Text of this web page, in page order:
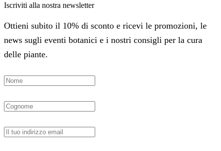
Iscriviti alla nostra newsletter
Ottieni subito il 10% di sconto e ricevi le promozioni, le
news sugli eventi botanici e i nostri consigli per la cura
delle piante.